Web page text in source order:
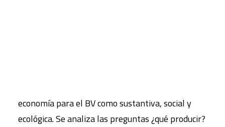
economía para el BV como sustantiva, social y
ecológica. Se analiza las preguntas ¿qué producir?